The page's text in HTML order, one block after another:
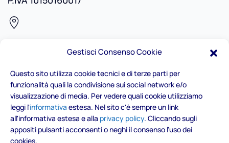
Gestisci Consenso Cookie
Questo sito utilizza cookie tecnici e di terze parti per
funzionalità quali la condivisione sui social network e/o
visualizzazione di media. Per vedere quali cookie utilizziamo
leggi l'informativa estesa. Nel sito c'è sempre un link
all'informativa estesa e alla privacy policy. Cliccando sugli
appositi pulsanti acconsenti o neghi il consenso l'uso dei
cookies.
+39.339.1535609
contatti@contocps.it